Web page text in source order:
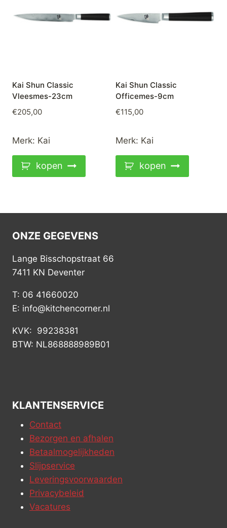
Kai Shun Classic
Vleesmes-23cm
€205,00
Merk: Kai
kopen
Kai Shun Classic
Officemes-9cm
€115,00
Merk: Kai
kopen
ONZE GEGEVENS
Lange Bisschopstraat 66
7411 KN Deventer
T: 06 41660020
E: info@kitchencorner.nl
KVK: 99238381
BTW: NL868888989B01
KLANTENSERVICE
Contact
Bezorgen en afhalen
Betaalmogelijkheden
Slijpservice
Leveringsvoorwaarden
Privacybeleid
Vacatures